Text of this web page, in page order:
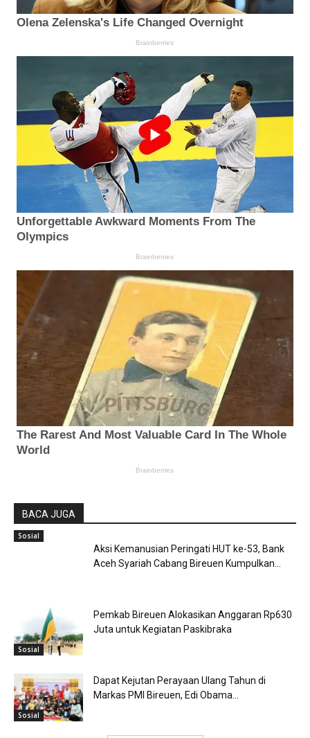
BACA JUGA
Sosial
Aksi Kemanusian Peringati HUT ke-53, Bank
Aceh Syariah Cabang Bireuen Kumpulkan...
Sosial
Pemkab Bireuen Alokasikan Anggaran Rp630
Juta untuk Kegiatan Paskibraka
Sosial
Dapat Kejutan Perayaan Ulang Tahun di
Markas PMI Bireuen, Edi Obama...